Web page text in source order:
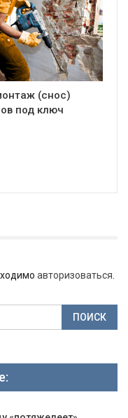
(снос)
под ключ
авторизоваться.